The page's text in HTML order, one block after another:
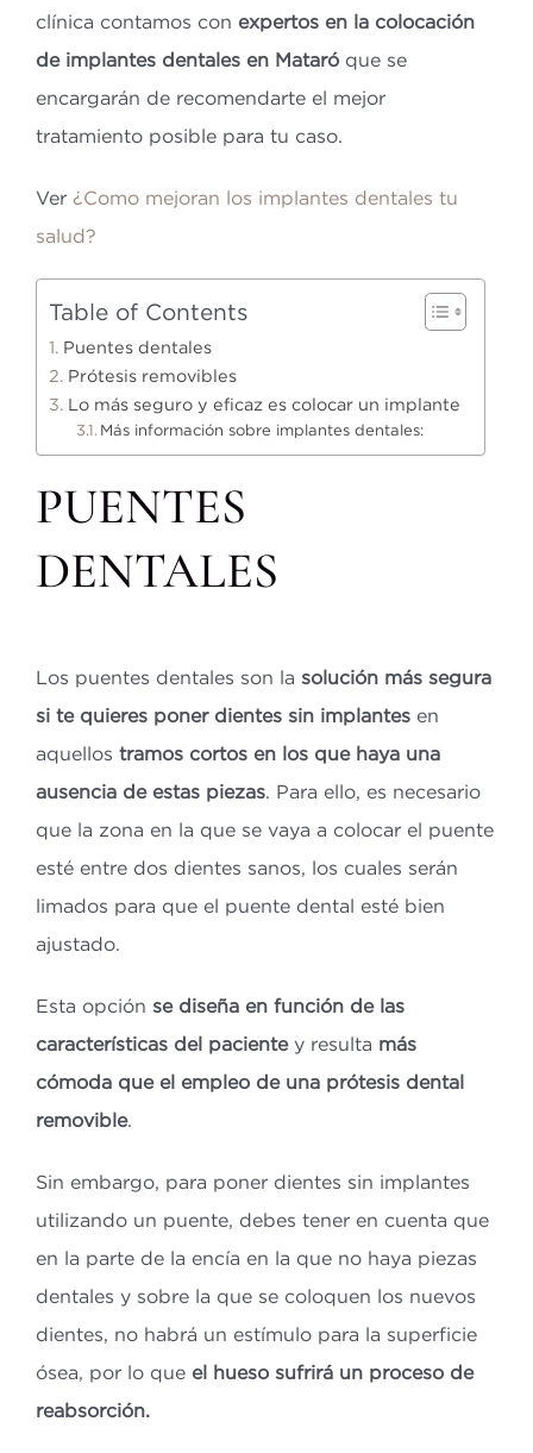
clínica contamos con expertos en la colocación
de implantes dentales en Mataróque se
encargarán de recomendarte el mejor
tratamiento posible para tu caso.
Ver ¿Como mejoran los implantes dentales tu
salud?
Table of Contents
Puentes dentales
Prótesis removibles
Lo más seguro y eficaz es colocar un implante
Más información sobre implantes dentales:
PUENTES
DENTALES
Los puentes dentales son la solución más segura
si te quieres poner dientes sin implantesen
aquellos tramos cortos en los que haya una
ausencia de estas piezas. Para ello, es necesario
que la zona en la que se vaya a colocar el puente
esté entre dos dientes sanos, los cuales serán
limados para que el puente dental esté bien
ajustado.
Esta opción se diseña en función de las
características del pacientey resulta más
cómoda que el empleo de una prótesis dental
removible.
Sin embargo, para poner dientes sin implantes
utilizando un puente, debes tener en cuenta que
en la parte de la encía en la que no haya piezas
dentales y sobre la que se coloquen los nuevos
dientes, no habrá un estímulo para la superficie
ósea, por lo que el hueso sufrirá un proceso de
reabsorción.